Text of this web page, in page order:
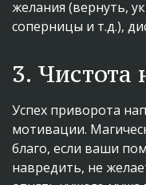
желания (вернуть,
соперницы и т.д.),
3. Чистота
Успех приворота
мотивации.
благо, если ваши
навредить, не